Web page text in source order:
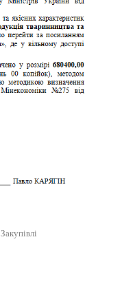
Закупівлі